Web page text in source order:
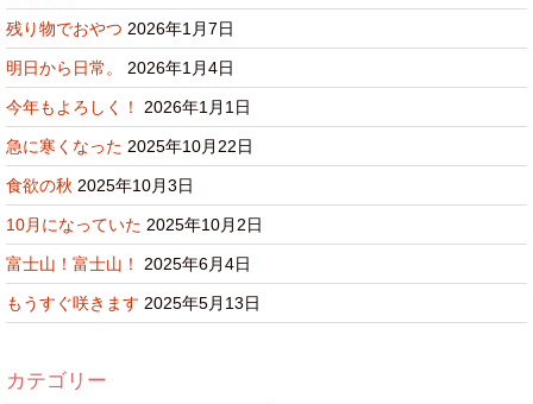
残り物でおやつ 2026年1月7日
明日から日常。 2026年1月4日
今年もよろしく！ 2026年1月1日
急に寒くなった 2025年10月22日
食欲の秋 2025年10月3日
10月になっていた 2025年10月2日
富士山！富士山！ 2025年6月4日
もうすぐ咲きます 2025年5月13日
カテゴリー